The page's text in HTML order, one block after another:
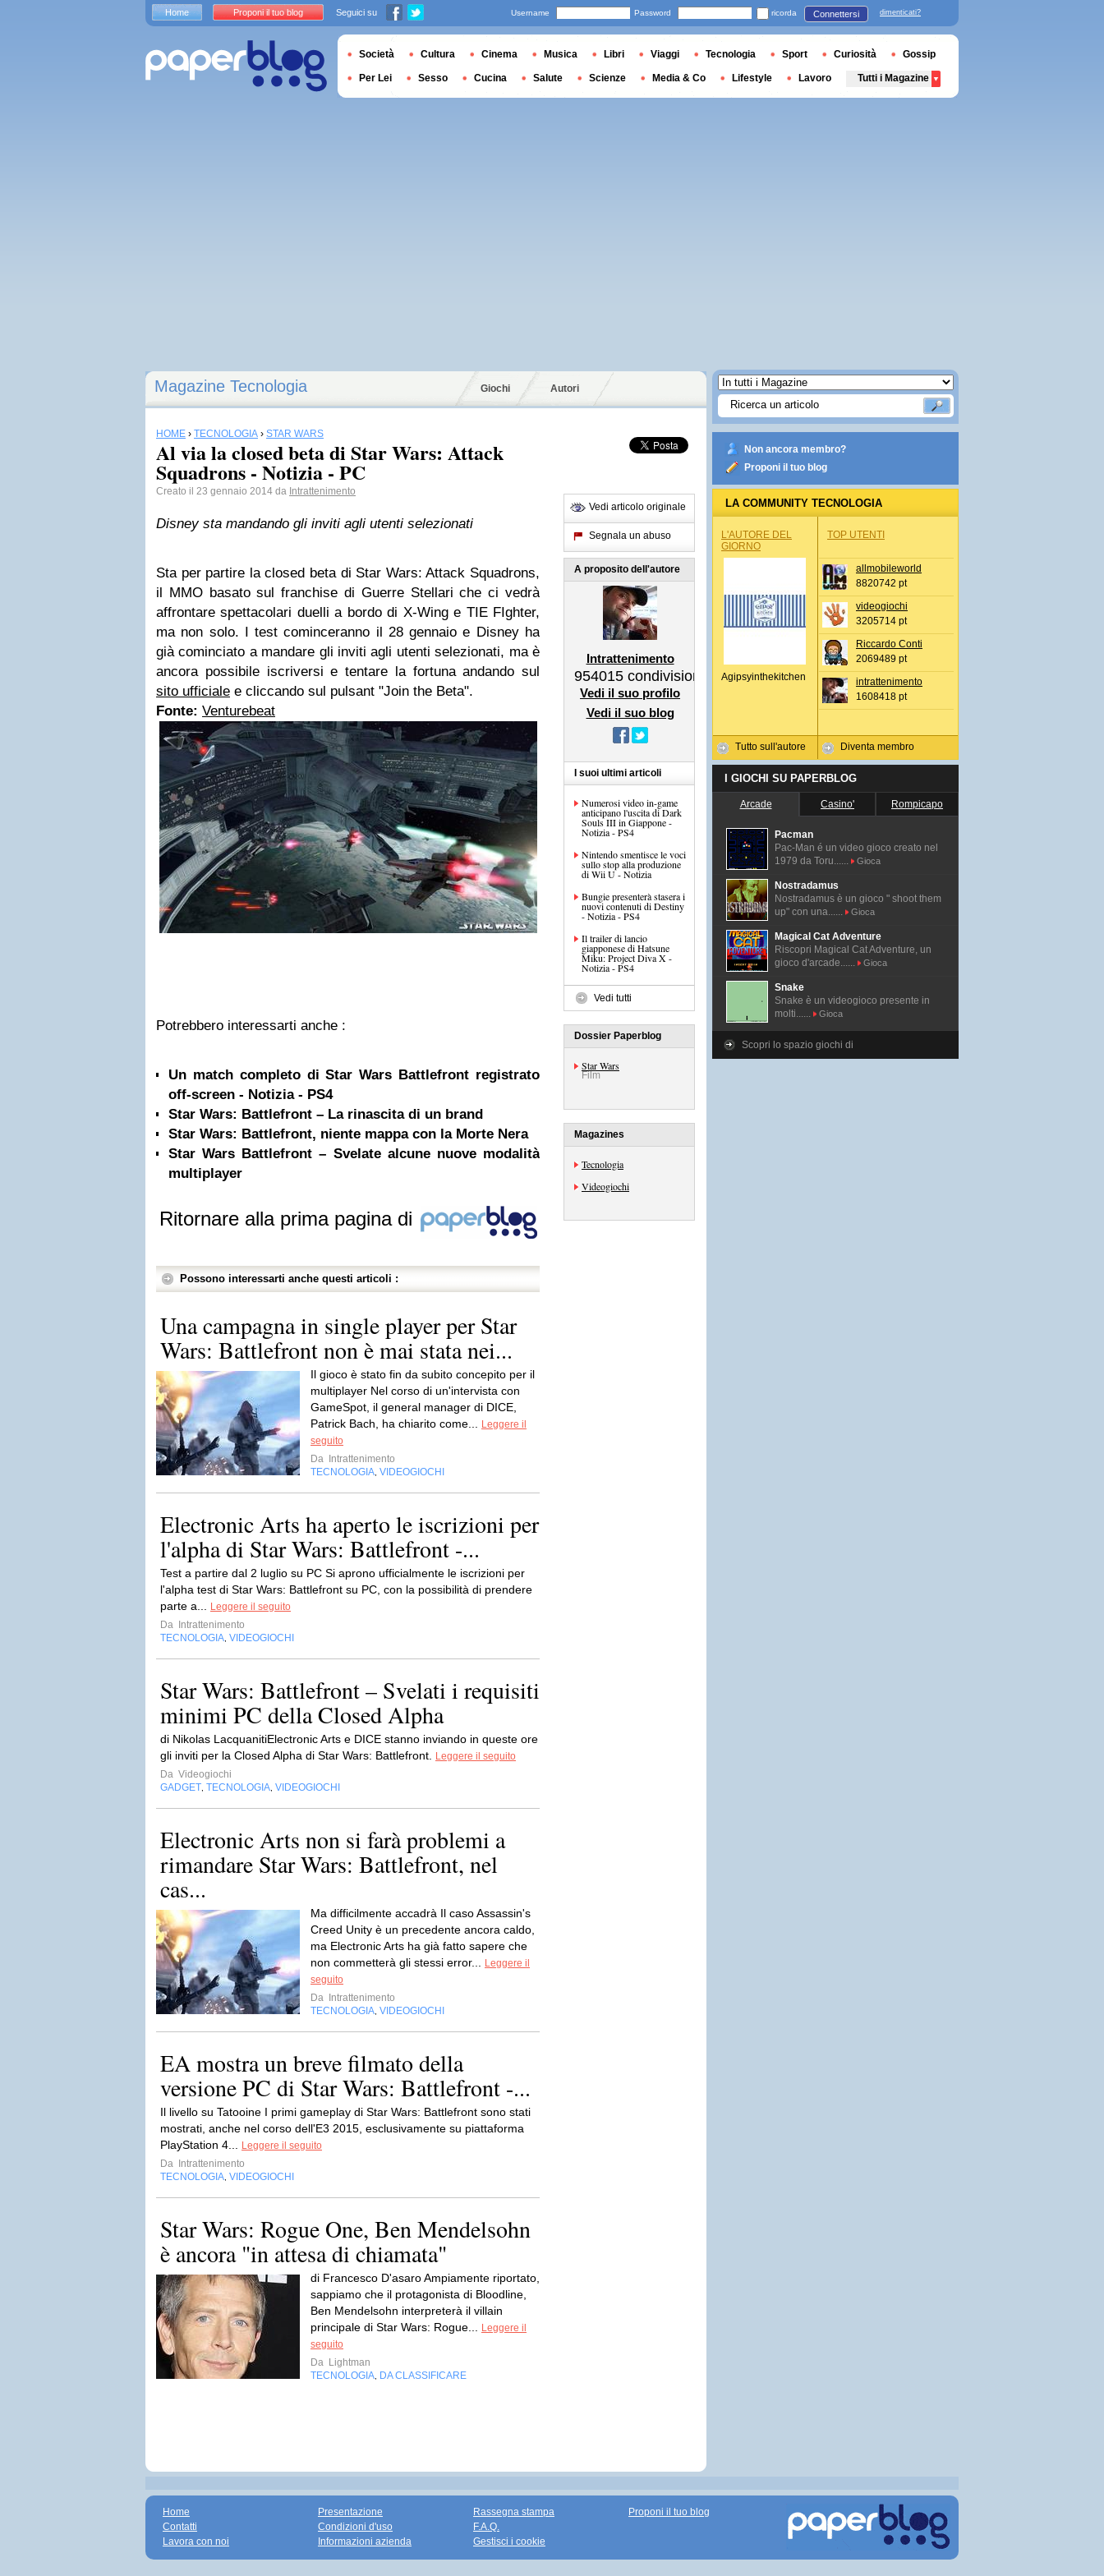
Magazine Tecnologia Giochi Autori
HOME › TECNOLOGIA › STAR WARS
Al via la closed beta di Star Wars: Attack
Squadrons - Notizia - PC
Creato il 23 gennaio 2014 da Intrattenimento
Disney sta mandando gli inviti agli utenti selezionati
Sta per partire la closed beta di Star Wars: Attack Squadrons,
il MMO basato sul franchise di Guerre Stellari che ci vedrà
affrontare spettacolari duelli a bordo di X-Wing e TIE FIghter,
ma non solo. I test cominceranno il 28 gennaio e Disney ha
già cominciato a mandare gli inviti agli utenti selezionati, ma è
ancora possibile iscriversi e tentare la fortuna andando sul
sito ufficiale e cliccando sul pulsant "Join the Beta".
Fonte: Venturebeat
Potrebbero interessarti anche :
Un match completo di Star Wars Battlefront registrato
off-screen - Notizia - PS4
Star Wars: Battlefront – La rinascita di un brand
Star Wars: Battlefront, niente mappa con la Morte Nera
Star Wars Battlefront – Svelate alcune nuove modalità
multiplayer
Ritornare alla prima pagina di
Possono interessarti anche questi articoli :
Una campagna in single player per Star
Wars: Battlefront non è mai stata nei...
Il gioco è stato fin da subito concepito per il
multiplayer Nel corso di un'intervista con
GameSpot, il general manager di DICE,
Patrick Bach, ha chiarito come...
Leggere il
seguito
Da
Intrattenimento
TECNOLOGIA VIDEOGIOCHI
Electronic Arts ha aperto le iscrizioni per
l'alpha di Star Wars: Battlefront -...
Test a partire dal 2 luglio su PC Si aprono ufficialmente le iscrizioni per
l'alpha test di Star Wars: Battlefront su PC, con la possibilità di prendere
parte a...
Leggere il seguito
Da
Intrattenimento
TECNOLOGIA VIDEOGIOCHI
Star Wars: Battlefront – Svelati i requisiti
minimi PC della Closed Alpha
di Nikolas LacquanitiElectronic Arts e DICE stanno inviando in queste ore
gli inviti per la Closed Alpha di Star Wars: Battlefront.
Leggere il seguito
Da Videogiochi
GADGET TECNOLOGIA VIDEOGIOCHI
Electronic Arts non si farà problemi a
rimandare Star Wars: Battlefront, nel
cas...
Ma difficilmente accadrà Il caso Assassin's
Creed Unity è un precedente ancora caldo,
ma Electronic Arts ha già fatto sapere che
non commetterà gli stessi error...
Leggere il
seguito
Da
Intrattenimento
TECNOLOGIA VIDEOGIOCHI
EA mostra un breve filmato della
versione PC di Star Wars: Battlefront -...
Il livello su Tatooine I primi gameplay di Star Wars: Battlefront sono stati
mostrati, anche nel corso dell'E3 2015, esclusivamente su piattaforma
PlayStation 4...
Leggere il seguito
Da
Intrattenimento
TECNOLOGIA VIDEOGIOCHI
Star Wars: Rogue One, Ben Mendelsohn
è ancora "in attesa di chiamata"
di Francesco D'asaro Ampiamente riportato,
sappiamo che il protagonista di Bloodline,
Ben Mendelsohn interpreterà il villain
principale di Star Wars: Rogue...
Leggere il
seguito
Da Lightman
TECNOLOGIA DA CLASSIFICARE
Vedi articolo originale
Segnala un abuso
A proposito dell'autore
Intrattenimento
954015 condivisioni
Vedi il suo profilo
Vedi il suo blog
I suoi ultimi articoli
Numerosi video in-game
anticipano l'uscita di Dark
Souls III in Giappone -
Notizia - PS4
Nintendo smentisce le voci
sullo stop alla produzione
di Wii U - Notizia
Bungie presenterà stasera i
nuovi contenuti di Destiny
- Notizia - PS4
Il trailer di lancio
giapponese di Hatsune
Miku: Project Diva X -
Notizia - PS4
Vedi tutti
Dossier Paperblog
Star Wars
Film
Magazines
Tecnologia
Videogiochi
Non ancora membro?
Proponi il tuo blog
LA COMMUNITY TECNOLOGIA
L'AUTORE DEL
GIORNO
Agipsyinthekitchen
Tutto sull'autore
TOP UTENTI
allmobileworld
8820742 pt
videogiochi
3205714 pt
Riccardo Conti
2069489 pt
intrattenimento
1608418 pt
Diventa membro
I GIOCHI SU PAPERBLOG
Arcade Casino' Rompicapo
Pacman
Pac-Man é un video gioco creato nel
1979 da Toru......
Gioca
Nostradamus
Nostradamus è un gioco " shoot them
up" con una......
Gioca
Magical Cat Adventure
Riscopri Magical Cat Adventure, un
gioco d'arcade......
Gioca
Snake
Snake è un videogioco presente in
molti......
Gioca
Scopri lo spazio giochi di
Home Proponi il tuo blog Seguici su Username Password ricorda Connettersi dimenticati?
Società Cultura Cinema Musica Libri Viaggi Tecnologia Sport Curiosità Gossip
Per Lei Sesso Cucina Salute Scienze Media & Co Lifestyle Lavoro Tutti i Magazine
Home
Contatti
Lavora con noi
Presentazione
Condizioni d'uso
Informazioni azienda
Rassegna stampa
F.A.Q.
Gestisci i cookie
Proponi il tuo blog